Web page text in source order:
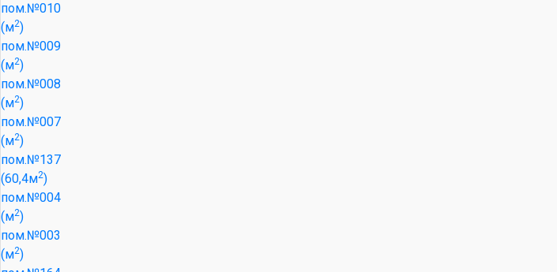
пом.№010
(м2)
пом.№009
(м2)
пом.№008
(м2)
пом.№007
(м2)
пом.№137
(60,4м2)
пом.№004
(м2)
пом.№003
(м2)